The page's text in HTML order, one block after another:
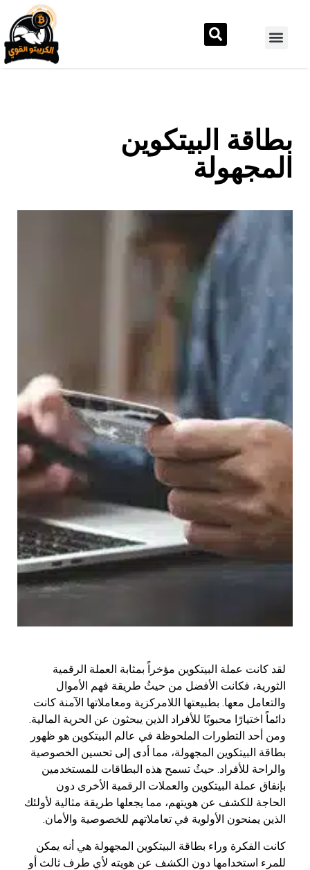
بطاقة البيتكوين
المجهولة
لقد كانت عملة البيتكوين مؤخراً بمثابة العملة الرقمية
الثورية، فكانت الأفضل من حيثُ طريقة فهم الأموال
والتعامل معها. بطبيعتها اللامركزية ومعاملاتها الآمنة كانت
دائماً اختيارًا محبوبًا للأفراد الذين يبحثون عن الحرية المالية.
ومن أحد التطورات الملحوظة في عالم البيتكوين هو ظهور
بطاقة البيتكوين المجهولة، مما أدى إلى تحسين الخصوصية
والراحة للأفراد. حيثُ تسمح هذه البطاقات للمستخدمين
بإنفاق عملة البيتكوين والعملات الرقمية الأخرى دون
الحاجة للكشف عن هويتهم، مما يجعلها طريقة مثالية لأولئك
الذين يمنحون الأولوية في تعاملاتهم للخصوصية والأمان.
كانت الفكرة وراء بطاقة البيتكوين المجهولة هي أنه يمكن
للمرء استخدامها دون الكشف عن هويته لأي طرف ثالث أو